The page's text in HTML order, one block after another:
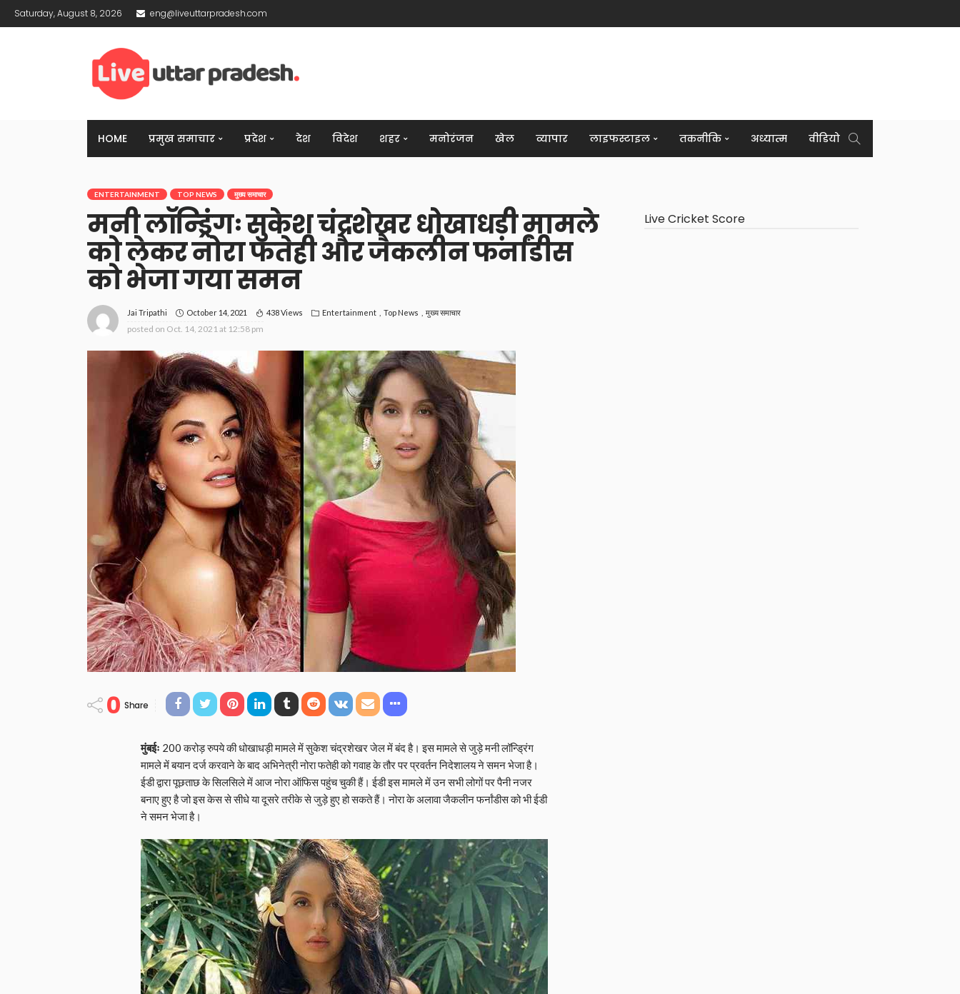
Saturday, August 8, 2026 eng@liveuttarpradesh.com
HOME प्रमुख समाचार प्रदेश देश विदेश शहर मनोरंजन खेल व्यापार लाइफस्टाइल तकनीकि अध्यात्म वीडियो
ENTERTAINMENT TOP NEWS मुख्य समाचार
मनी लॉन्ड्रिंगः सुकेश चंद्रशेखर धोखाधड़ी मामले
को लेकर नोरा फतेही और जैकलीन फर्नांडीस
को भेजा गया समन
Jai Tripathi October 14, 2021 438 Views Entertainment Top News मुख्य समाचार
posted on Oct. 14, 2021 at 12:58 pm
0 Share
मुंबईः 200 करोड़ रुपये की धोखाधड़ी मामले में सुकेश चंद्रशेखर जेल में बंद है। इस मामले से जुड़े मनी लॉन्ड्रिंग
मामले में बयान दर्ज करवाने के बाद अभिनेत्री नोरा फतेही को गवाह के तौर पर प्रवर्तन निदेशालय ने समन भेजा है।
ईडी द्वारा पूछताछ के सिलसिले में आज नोरा ऑफिस पहुंच चुकी हैं। ईडी इस मामले में उन सभी लोगों पर पैनी नजर
बनाए हुए है जो इस केस से सीधे या दूसरे तरीके से जुड़े हुए हो सकते हैं। नोरा के अलावा जैकलीन फर्नांडीस को भी ईडी
ने समन भेजा है।
Live Cricket Score